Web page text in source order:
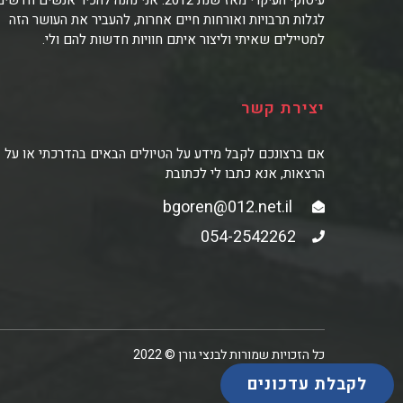
לגלות תרבויות ואורחות חיים אחרות, להעביר את העושר הזה
למטיילים שאיתי וליצור איתם חוויות חדשות להם ולי.
יצירת קשר
אם ברצונכם לקבל מידע על הטיולים הבאים בהדרכתי או על
הרצאות, אנא כתבו לי לכתובת
054-2542262
כל הזכויות שמורות לבנצי גורן © 2022
לקבלת עדכונים